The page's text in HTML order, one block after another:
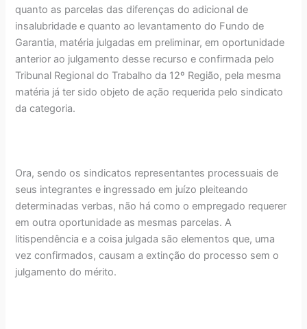
quanto as parcelas das diferenças do adicional de
insalubridade e quanto ao levantamento do Fundo de
Garantia, matéria julgadas em preliminar, em oportunidade
anterior ao julgamento desse recurso e confirmada pelo
Tribunal Regional do Trabalho da 12º Região, pela mesma
matéria já ter sido objeto de ação requerida pelo sindicato
da categoria.
Ora, sendo os sindicatos representantes processuais de
seus integrantes e ingressado em juízo pleiteando
determinadas verbas, não há como o empregado requerer
em outra oportunidade as mesmas parcelas. A
litispendência e a coisa julgada são elementos que, uma
vez confirmados, causam a extinção do processo sem o
julgamento do mérito.